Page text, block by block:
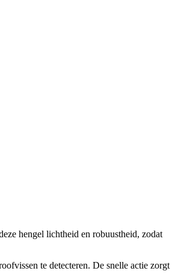
hengel lichtheid en robuustheid, zodat
te detecteren. De snelle actie zorgt